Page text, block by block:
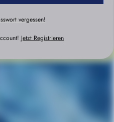
vergessen!
Jetzt Registrieren